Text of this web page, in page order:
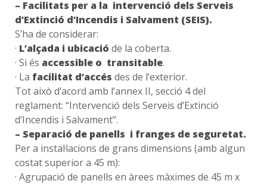
– Facilitats per a la intervenció dels Serveis
d’Extinció d’Incendis i Salvament (SEIS).
S’ha de considerar:
· L’alçada i ubicació de la coberta.
· Si és accessible o transitable.
· La facilitat d’accés des de l’exterior.
Tot això d’acord amb l’annex II, secció 4 del
reglament: “Intervenció dels Serveis d’Extinció
d’Incendis i Salvament”.
– Separació de panells i franges de seguretat.
Per a instal·lacions de grans dimensions (amb algun
costat superior a 45 m):
· Agrupació de panells en àrees màximes de 45 m x